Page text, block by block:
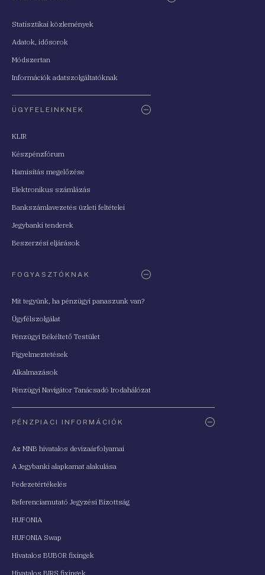
Statisztikai közlemények
Adatok, idősorok
Módszertan
Információk adatszolgáltatóknak
ÜGYFELEINKNEK
KLIR
Készpénzfórum
Hamisítás megelőzése
Elektronikus számlázás
Bankszámlavezetés üzleti feltételei
Jegybanki tenderek
Beszerzési eljárások
FOGYASZTÓKNAK
Mit tegyünk, ha pénzügyi panaszunk van?
Ügyfélszolgálat
Pénzügyi Békéltető Testület
Figyelmeztetések
Alkalmazások
Pénzügyi Navigátor Tanácsadó Irodahálózat
PÉNZPIACI INFORMÁCIÓK
Az MNB hivatalos devizaárfolyamai
A Jegybanki alapkamat alakulása
Fedezetértékelés
Referenciamutató Jegyzési Bizottság
HUFONIA
HUFONIA Swap
Hivatalos BUBOR fixingek
Hivatalos BIRS fixingek